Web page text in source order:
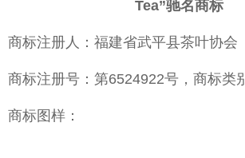
Tea”驰名商标
商标注册人：福建省武平县茶叶协会
商标注册号：第6524922号，商标类
商标图样：